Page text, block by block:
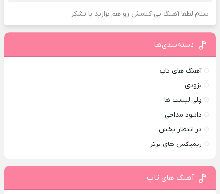
سلام لطفا آهنگ بی کلامش رو هم بزارید با تشکر
دسته‌بندی‌ها
آهنگ های تاپ
بزودی
پلی لیست ها
دانلود مداحی
در انتظار پخش
ریمیکس های برتر
آهنگ های تاپ